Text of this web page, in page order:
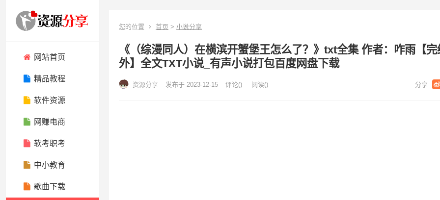
网站首页
精品教程
软件资源
网赚电商
软考职考
中小教育
歌曲下载
您的位置 首页 > 小说分享
《（综漫同人）在横滨开蟹堡王怎么了？》txt全集 作者：咋雨【
外】全文TXT小说_有声小说打包百度网盘下载
资源分享 发布于 2023-12-15 评论() 阅读()